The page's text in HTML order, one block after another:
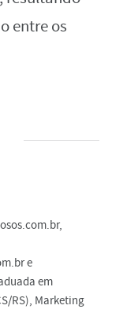
entre os
e
em
RS), Marketing